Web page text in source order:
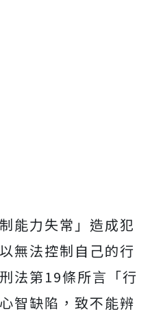
能力失常」造成犯
無法控制自己的行
法第19條所言「行
智缺陷，致不能辨